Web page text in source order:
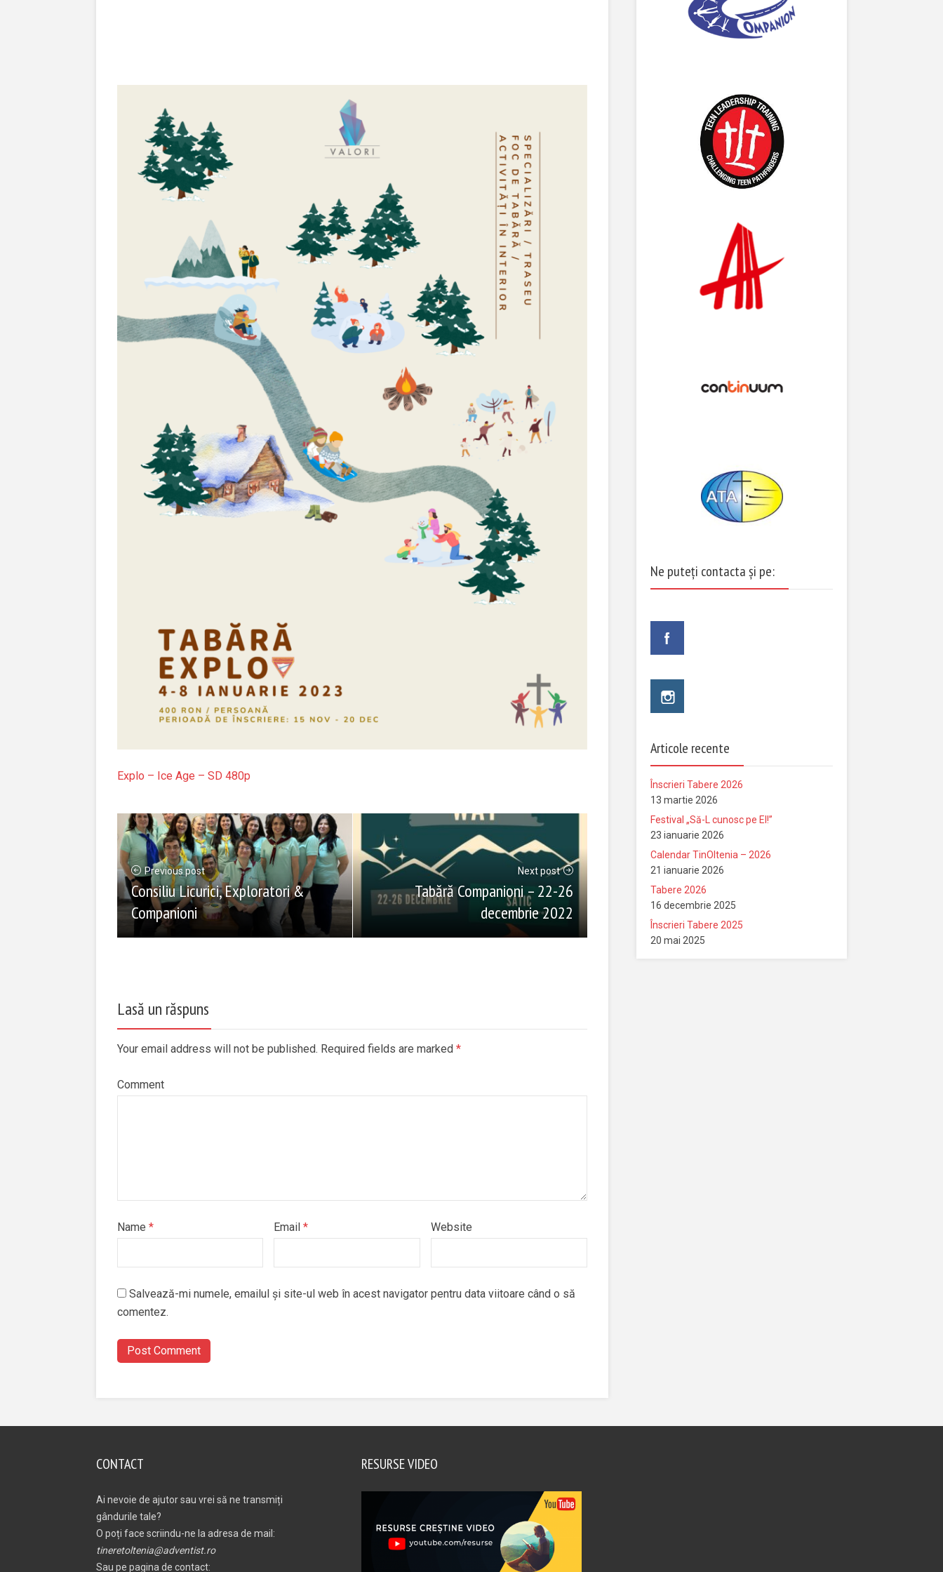
Explo – Ice Age – SD 480p
Previous post
Consiliu Licurici, Exploratori &
Companioni
Next post
Tabără Companioni – 22-26
decembrie 2022
Lasă un răspuns
Your email address will not be published. Required fields are marked *
Comment
Name * Email * Website
Salvează-mi numele, emailul și site-ul web în acest navigator pentru data viitoare când o să
comentez.
Ne puteți contacta și pe:
Articole recente
Înscrieri Tabere 2026
13 martie 2026
Festival „Să-L cunosc pe El!”
23 ianuarie 2026
Calendar TinOltenia – 2026
21 ianuarie 2026
Tabere 2026
16 decembrie 2025
Înscrieri Tabere 2025
20 mai 2025
CONTACT
Ai nevoie de ajutor sau vrei să ne transmiți
gândurile tale?
O poți face scriindu-ne la adresa de mail:
tineretoltenia@adventist.ro
Sau pe pagina de contact:
RESURSE VIDEO